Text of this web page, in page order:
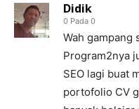
Didik
0 Pada 0
Wah gampang
Program2nya
SEO lagi buat
portofolio CV